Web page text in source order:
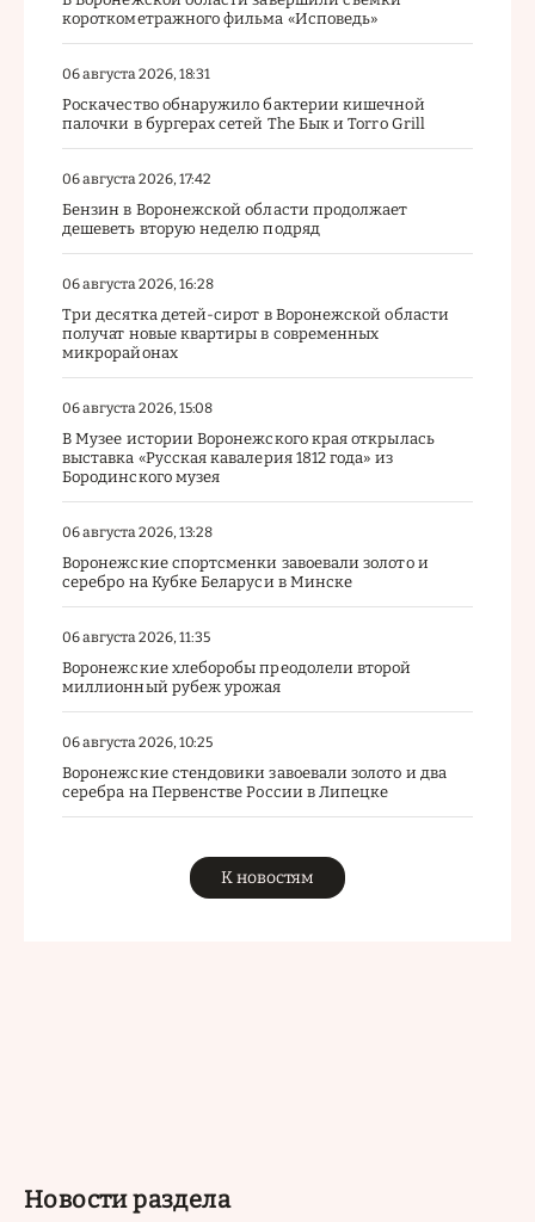
короткометражного фильма «Исповедь»
06 августа 2026, 18:31
Роскачество обнаружило бактерии кишечной
палочки в бургерах сетей The Бык и Torro Grill
06 августа 2026, 17:42
Бензин в Воронежской области продолжает
дешеветь вторую неделю подряд
06 августа 2026, 16:28
Три десятка детей-сирот в Воронежской области
получат новые квартиры в современных
микрорайонах
06 августа 2026, 15:08
В Музее истории Воронежского края открылась
выставка «Русская кавалерия 1812 года» из
Бородинского музея
06 августа 2026, 13:28
Воронежские спортсменки завоевали золото и
серебро на Кубке Беларуси в Минске
06 августа 2026, 11:35
Воронежские хлеборобы преодолели второй
миллионный рубеж урожая
06 августа 2026, 10:25
Воронежские стендовики завоевали золото и два
серебра на Первенстве России в Липецке
К новостям
Новости раздела